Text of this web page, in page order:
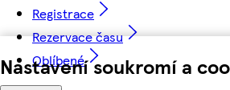
Nastavení soukromí a
Registrace
Rezervace času
Oblíbené